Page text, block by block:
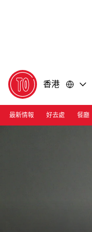
香港
最新情報 好去處 餐廳